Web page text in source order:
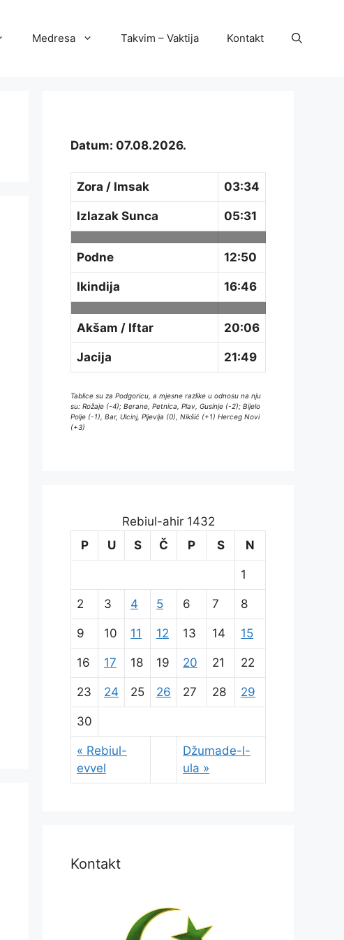
Medresa Takvim – Vaktija Kontakt
Datum: 07.08.2026.
Zora / Imsak 03:34
Izlazak Sunca 05:31
Podne 12:50
Ikindija 16:46
Akšam / Iftar 20:06
Jacija 21:49
Tablice su za Podgoricu, a mjesne razlike u odnosu na nju
su: Rožaje (-4); Berane, Petnica, Plav, Gusinje (-2); Bijelo
Polje (-1), Bar, Ulcinj, Pljevlja (0), Nikšić (+1) Herceg Novi
(+3)
Rebiul-ahir 1432
P
U S Č P S N
« Rebiul-
evvel
Džumade-l-
ula »
1
2 3 4 5 6 7 8
9 10 11 12 13 14 15
16 17 18 19 20 21 22
23 24 25 26 27 28 29
30
Kontakt